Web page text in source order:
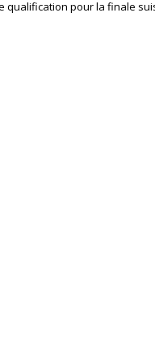
qualification pour la finale